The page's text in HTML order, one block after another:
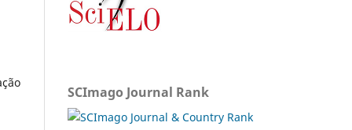
SCImago Journal Rank